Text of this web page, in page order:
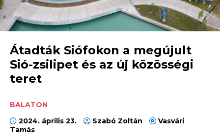
Átadták Siófokon a megújult
Sió-zsilipet és az új közösségi
teret
BALATON
2024. április 23.
Szabó Zoltán
Vasvári
Tamás